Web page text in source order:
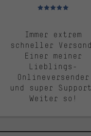
Bewertungen: 5 von 5
Immer extrem
schneller
Einer meiner
Lieblings-
Onlineversender
und super
Weiter so!